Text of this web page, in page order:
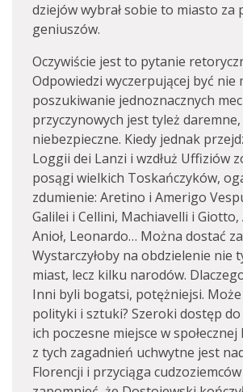
dziejów wybrał sobie to miasto za
geniuszów.
Oczywiście jest to pytanie
Odpowiedzi wyczerpującej być nie
poszukiwanie jednoznacznych
przyczynowych jest tyleż daremne,
niebezpieczne. Kiedy jednak
Loggii dei Lanzi i wzdłuż Uffiziów
posągi wielkich Toskańczyków,
zdumienie: Aretino i Amerigo
Galilei i Cellini, Machiavelli i Giotto,
Anioł, Leonardo… Można dostać
Wystarczyłoby na obdzielenie nie
miast, lecz kilku narodów.
Inni byli bogatsi, potężniejsi.
polityki i sztuki? Szeroki dostęp
ich poczesne miejsce w
z tych zagadnień uchwytne jest
Florencji i przyciąga